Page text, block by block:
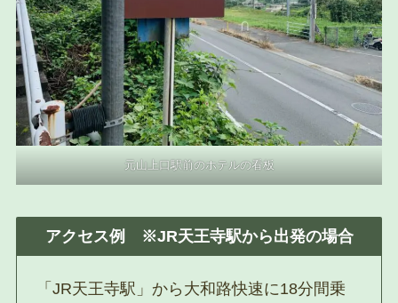
元山上口駅前のホテルの看板
アクセス例 ※JR天王寺駅から出発の場合
「JR天王寺駅」から大和路快速に18分間乗